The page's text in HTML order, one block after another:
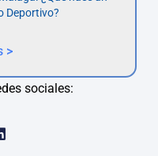
Deportivo?
>
sociales: